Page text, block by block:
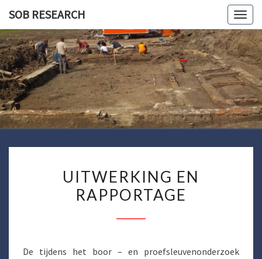
content
SOB RESEARCH
SOB
EN
RAPPORTAGE
UITWERKING EN
RAPPORTAGE
De tijdens het boor – en proefsleuvenonderzoek